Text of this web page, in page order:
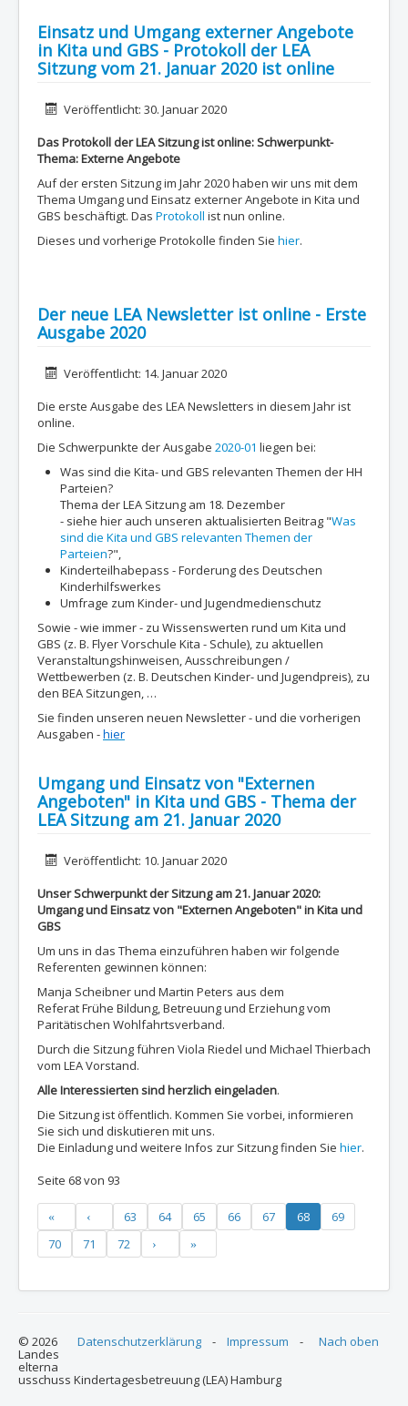
Einsatz und Umgang externer Angebote
in Kita und GBS - Protokoll der LEA
Sitzung vom 21. Januar 2020 ist online
DetailsVeröffentlicht: 30. Januar 2020
Das Protokoll der LEA Sitzung ist online:Schwerpunkt-
Thema: Externe Angebote
Auf der ersten Sitzung im Jahr 2020 haben wir uns mit dem
Thema Umgang und Einsatz externer Angebote in Kita und
GBS beschäftigt. Das Protokoll ist nun online.
Dieses und vorherige Protokolle finden Sie hier.
Der neue LEA Newsletter ist online - Erste
Ausgabe 2020
DetailsVeröffentlicht: 14. Januar 2020
Die erste Ausgabe des LEA Newsletters in diesem Jahr ist
online.
Die Schwerpunkte der Ausgabe 2020-01 liegen bei:
Was sind die Kita- und GBS relevanten Themen der HH
Parteien?
Thema der LEA Sitzung am 18. Dezember
- siehe hier auch unseren aktualisierten Beitrag "Was
sind die Kita und GBS relevanten Themen der
Parteien?",
Kinderteilhabepass - Forderung des Deutschen
Kinderhilfswerkes
Umfrage zum Kinder- und Jugendmedienschutz
Sowie - wie immer - zu Wissenswerten rund um Kita und
GBS (z. B. Flyer Vorschule Kita - Schule), zu aktuellen
Veranstaltungshinweisen, Ausschreibungen /
Wettbewerben (z. B. Deutschen Kinder- und Jugendpreis), zu
den BEA Sitzungen, …
Sie finden unseren neuen Newsletter - und die vorherigen
Ausgaben -hier
Umgang und Einsatz von "Externen
Angeboten" in Kita und GBS - Thema der
LEA Sitzung am 21. Januar 2020
DetailsVeröffentlicht: 10. Januar 2020
Unser Schwerpunkt der Sitzung am 21. Januar 2020:
Umgang und Einsatz von "Externen Angeboten" in Kita und
GBS
Um uns in das Thema einzuführen haben wir folgende
Referenten gewinnen können:
Manja Scheibner und Martin Peters aus dem
Referat Frühe Bildung, Betreuung und Erziehung vom
Paritätischen Wohlfahrtsverband.
Durch die Sitzung führen Viola Riedel und Michael Thierbach
vom LEA Vorstand.
Alle Interessierten sind herzlich eingeladen.
Die Sitzung ist öffentlich. Kommen Sie vorbei, informieren
Sie sich und diskutieren mit uns.
Die Einladung und weitere Infos zur Sitzung finden Sie hier.
Seite 68 von 93
63 64 65 66 67 68
69
70
71 72
Nach oben
Datenschutzerklärung - Impressum -
© 2026
Landes
elterna
usschuss Kindertagesbetreuung (LEA) Hamburg